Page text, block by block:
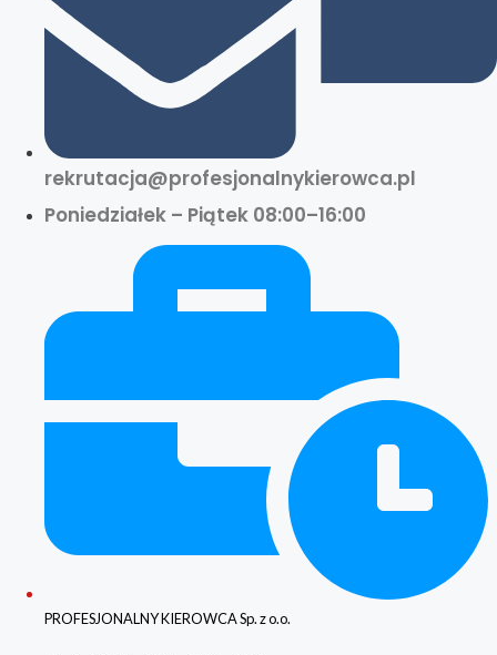
rekrutacja@profesjonalnykierowca.pl
Poniedziałek – Piątek 08:00–16:00
PROFESJONALNY KIEROWCA Sp. z o.o.